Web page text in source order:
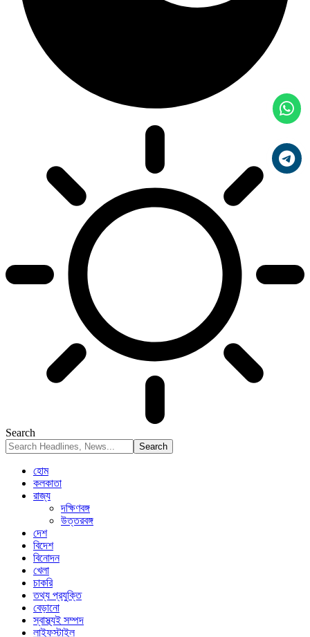
Search
হোম
কলকাতা
রাজ্য
দক্ষিণবঙ্গ
উত্তরবঙ্গ
দেশ
বিদেশ
বিনোদন
খেলা
চাকরি
তথ্য প্রযুক্তি
বেড়ানো
স্বাস্থ্যই সম্পদ
লাইফস্টাইল